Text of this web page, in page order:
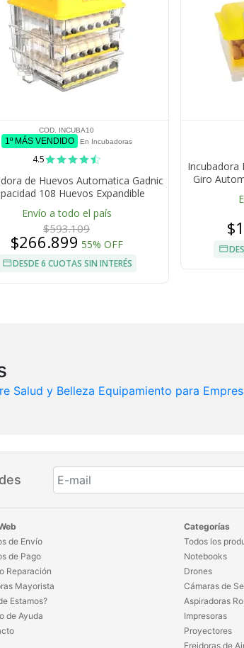
COD. INCUBA10
1º MÁS VENDIDO En Incubadoras
4.5
de Huevos Automatica Gadnic
108 Huevos Expandible
Ovoscopio Giro Automático
Envío a todo el país
$593.109
$266.899 55% OFF
DESDE 6 CUOTAS SIN INTERÉS
Incubadora
Giro
Salud y Belleza Equipamiento para
de Envío
de Pago
Reparación
Mayorista
Estamos?
de Ayuda
Categorías
Todos los
Notebooks
Drones
Cámaras de
Aspiradoras
Impresoras
Proyectores
Freidoras de